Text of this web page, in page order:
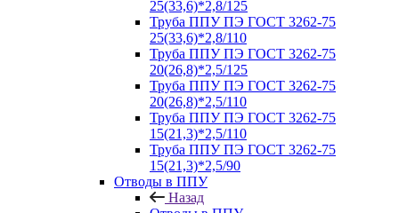
25(33,6)*2,8/125
Труба ППУ ПЭ ГОСТ 3262-75
25(33,6)*2,8/110
Труба ППУ ПЭ ГОСТ 3262-75
20(26,8)*2,5/125
Труба ППУ ПЭ ГОСТ 3262-75
20(26,8)*2,5/110
Труба ППУ ПЭ ГОСТ 3262-75
15(21,3)*2,5/110
Труба ППУ ПЭ ГОСТ 3262-75
15(21,3)*2,5/90
Отводы в ППУ
Назад